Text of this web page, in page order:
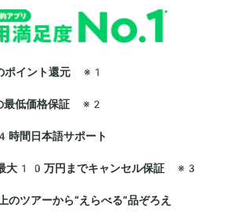
ポイント還元 ※1
最低価格保証 ※2
間日本語サポート
大10万円までキャンセル保証 ※3
ツアーから“えらべる”品ぞろえ